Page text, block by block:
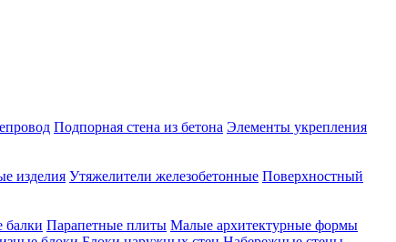
Подпорная стена из бетона Элементы укрепления
изделия Утяжелители железобетонные Поверхностный
балки Парапетные плиты Малые архитектурные формы